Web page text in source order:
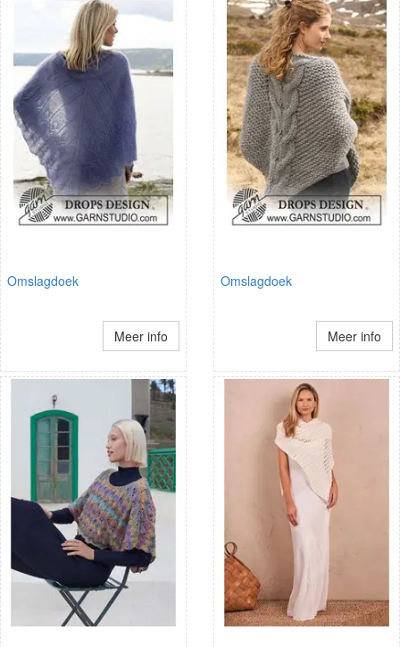
Omslagdoek
Meer info
Omslagdoek
Meer info